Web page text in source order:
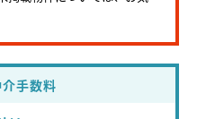
手数料